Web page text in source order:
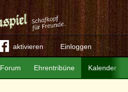
aktivieren Einloggen
Forum Ehrentribüne Kalender